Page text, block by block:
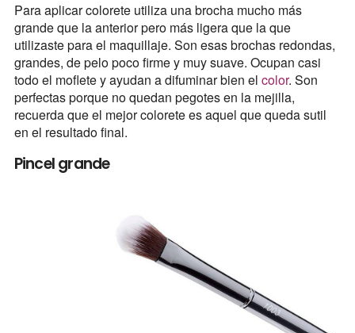
Para aplicar colorete utiliza una brocha mucho más
grande que la anterior pero más ligera que la que
utilizaste para el maquillaje. Son esas brochas redondas,
grandes, de pelo poco firme y muy suave. Ocupan casi
todo el moflete y ayudan a difuminar bien el color. Son
perfectas porque no quedan pegotes en la mejilla,
recuerda que el mejor colorete es aquel que queda sutil
en el resultado final.
Pincel grande